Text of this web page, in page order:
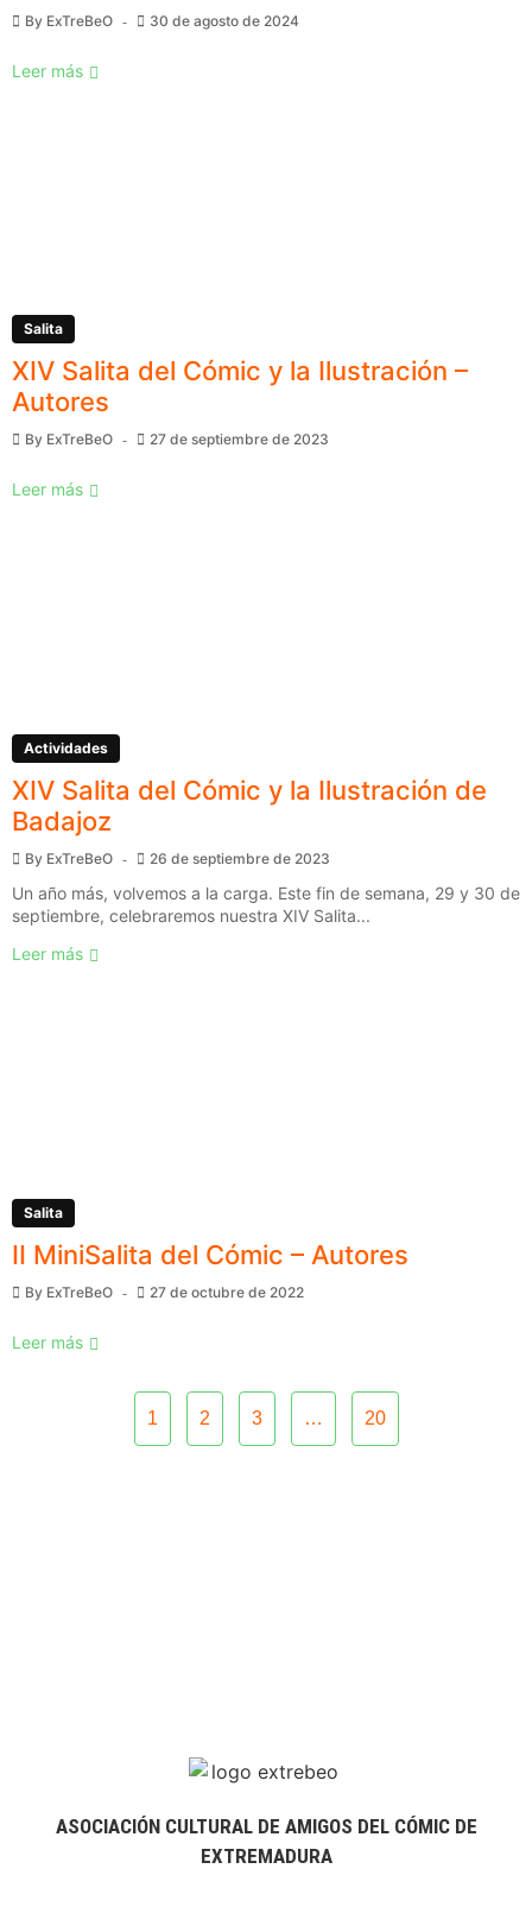
By ExTreBeO 30 de agosto de 2024
Leer más
Salita
XIV Salita del Cómic y la Ilustración –
Autores
By ExTreBeO 27 de septiembre de 2023
Leer más
Actividades
XIV Salita del Cómic y la Ilustración de
Badajoz
By ExTreBeO 26 de septiembre de 2023
Un año más, volvemos a la carga. Este fin de semana, 29 y 30 de
septiembre, celebraremos nuestra XIV Salita...
Leer más
Salita
II MiniSalita del Cómic – Autores
By ExTreBeO 27 de octubre de 2022
Leer más
1 2 3 … 20
ASOCIACIÓN CULTURAL DE AMIGOS DEL CÓMIC DE
EXTREMADURA